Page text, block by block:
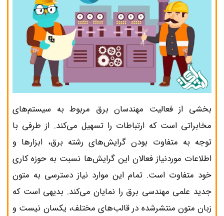
بخشی از فعالیت مهندسان برق مربوط به سیستم‌های
مخابراتی است که ارتباطات را تسهیل می‌کند. از طرفی با
توجه به متفاوت بودن گرایش‌های رشته برق، ابزارها و
اطلاعات موردنیاز فعالان این گرایش‌ها نسبت به حوزه کاری
خود متفاوت است. تمام این موارد نیاز دسترسی به متون
جدید علمی مهندسی برق را نمایان می‌کند. بدیهی است که
زبان متون منتشرشده در قالب‌های مختلف، یکسان نیست و